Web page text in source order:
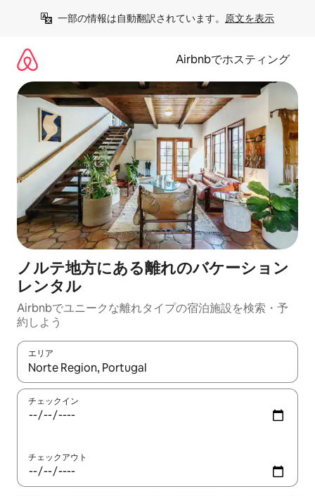
一部の情報は自動翻訳されています。 原文を表示
Airbnbでホスティング
ノルテ地方にある離れのバケーション
レンタル
Airbnbでユニークな離れタイプの宿泊施設を検索・予
約しよう
エリア
検索結果が表示されたら、上下の矢印キーを使って移動するか
チェックイン
チェックアウト